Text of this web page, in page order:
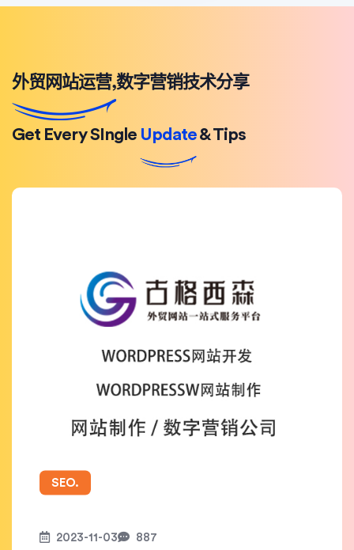
外贸网站运营,数字营销技术分享
Get Every SIngle Update& Tips
SEO.
2023-11-03 887